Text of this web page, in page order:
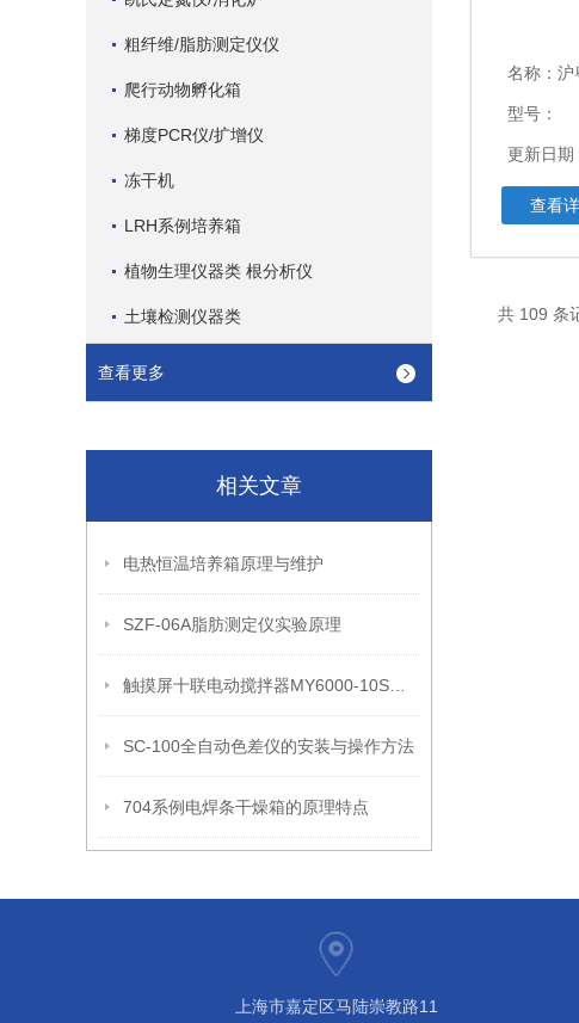
粗纤维/脂肪测定仪仪
爬行动物孵化箱
梯度PCR仪/扩增仪
冻干机
LRH系例培养箱
植物生理仪器类 根分析仪
土壤检测仪器类
查看更多
相关文章
电热恒温培养箱原理与维护
SZF-06A脂肪测定仪实验原理
SC-100全自动色差仪的安装与操作方法
704系例电焊条干燥箱的原理特点
名称： 沪
型号：
更新日期
查看
共 109 条
上海市嘉定区马陆崇教路11